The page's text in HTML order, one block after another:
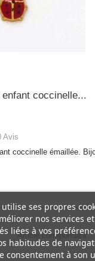
coccinelle...
Avis
coccinelle émaillée.
Article correpondant
utilise ses propres
nos services
liées à vos
habitudes de
consentement à son